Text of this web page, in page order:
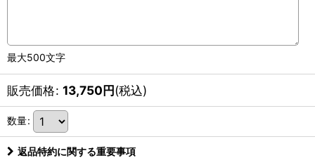
最大500文字
販売価格: 13,750円(税込)
数量:
返品特約に関する重要事項